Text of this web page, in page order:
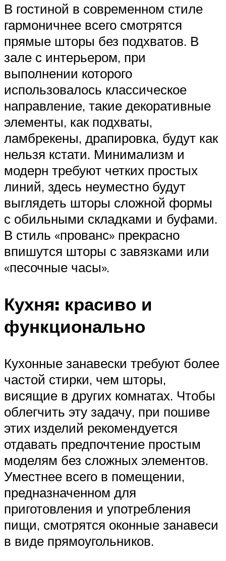
В гостиной в современном стиле
гармоничнее всего смотрятся
прямые шторы без подхватов. В
зале с интерьером, при
выполнении которого
использовалось классическое
направление, такие декоративные
элементы, как подхваты,
ламбрекены, драпировка, будут как
нельзя кстати. Минимализм и
модерн требуют четких простых
линий, здесь неуместно будут
выглядеть шторы сложной формы
с обильными складками и буфами.
В стиль «прованс» прекрасно
впишутся шторы с завязками или
«песочные часы».
Кухня: красиво и
функционально
Кухонные занавески требуют более
частой стирки, чем шторы,
висящие в других комнатах. Чтобы
облегчить эту задачу, при пошиве
этих изделий рекомендуется
отдавать предпочтение простым
моделям без сложных элементов.
Уместнее всего в помещении,
предназначенном для
приготовления и употребления
пищи, смотрятся оконные занавеси
в виде прямоугольников.